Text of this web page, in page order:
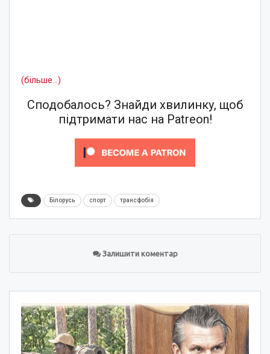
(більше…)
Сподобалось? Знайди хвилинку, щоб
підтримати нас на Patreon!
Білорусь спорт трансфобія
Залишити коментар